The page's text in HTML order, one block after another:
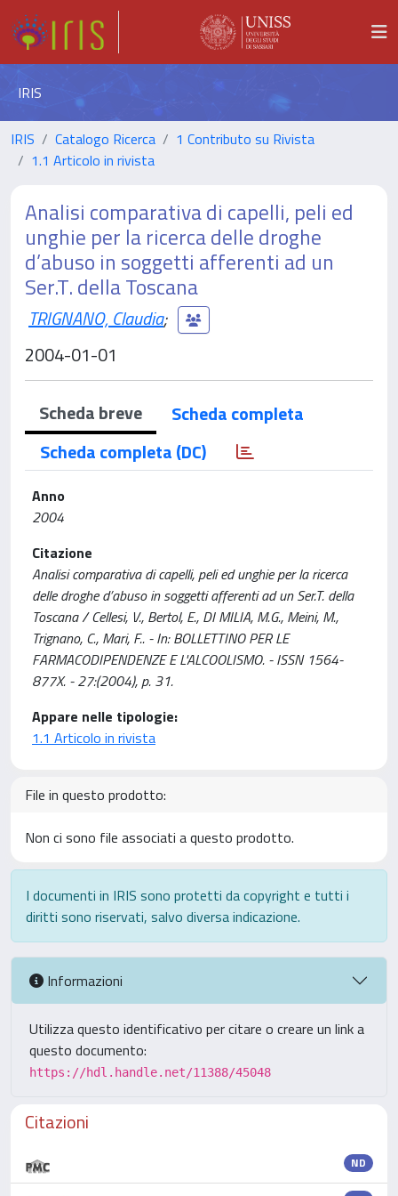
IRIS
IRIS Catalogo Ricerca
1 Contributo su Rivista
1.1 Articolo in rivista
Analisi comparativa di capelli, peli ed
unghie per la ricerca delle droghe
d’abuso in soggetti afferenti ad un
Ser.T. della Toscana
TRIGNANO, Claudia;
2004-01-01
Scheda breve
Scheda completa
Scheda completa (DC)
Anno
2004
Citazione
Analisi comparativa di capelli, peli ed unghie per la ricerca
delle droghe d’abuso in soggetti afferenti ad un Ser.T. della
Toscana / Cellesi, V., Bertol, E., DI MILIA, M.G., Meini, M.,
Trignano, C., Mari, F.. - In: BOLLETTINO PER LE
FARMACODIPENDENZE E L'ALCOOLISMO. - ISSN 1564-
877X. - 27:(2004), p. 31.
Appare nelle tipologie:
1.1 Articolo in rivista
File in questo prodotto:
Non ci sono file associati a questo prodotto.
I documenti in IRIS sono protetti da copyright e tutti i
diritti sono riservati, salvo diversa indicazione.
Informazioni
Utilizza questo identificativo per citare o creare un link a
questo documento:
https://hdl.handle.net/11388/45048
Citazioni
ND